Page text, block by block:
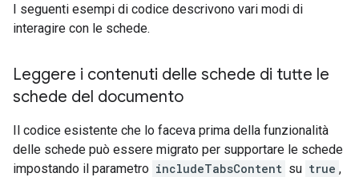
I seguenti esempi di codice descrivono vari modi di
interagire con le schede.
Leggere i contenuti delle schede di tutte le
schede del documento
Il codice esistente che lo faceva prima della funzionalità
delle schede può essere migrato per supportare le schede
impostando il parametro includeTabsContent su true ,